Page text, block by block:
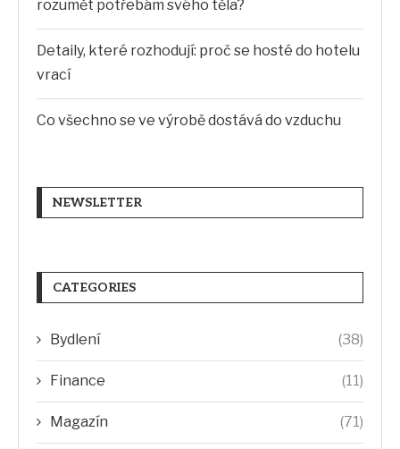
rozumět potřebám svého těla?
Detaily, které rozhodují: proč se hosté do hotelu
vrací
Co všechno se ve výrobě dostává do vzduchu
NEWSLETTER
CATEGORIES
Bydlení (38)
Finance (11)
Magazín (71)